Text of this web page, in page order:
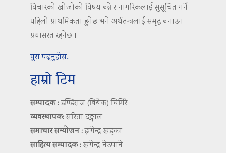
विचारको खोजीको विषय बन्ने र नागरिकलाई सुसूचित गर्ने
पहिलो प्राथमिकता हुनेछ भने अर्थतन्त्रलाई समृद्ध बनाउन
प्रयासरत रहनेछ ।
पुरा पढ्नुहोस..
हाम्रो टिम
सम्पादक :डण्डिराज (बिबेक) घिमिरे
व्यवस्थापक:सरिता दङ्गाल
समाचार सम्योजन :झगेन्द्र खड्का
साहित्य सम्पादक :खगेन्द्र नेउपाने